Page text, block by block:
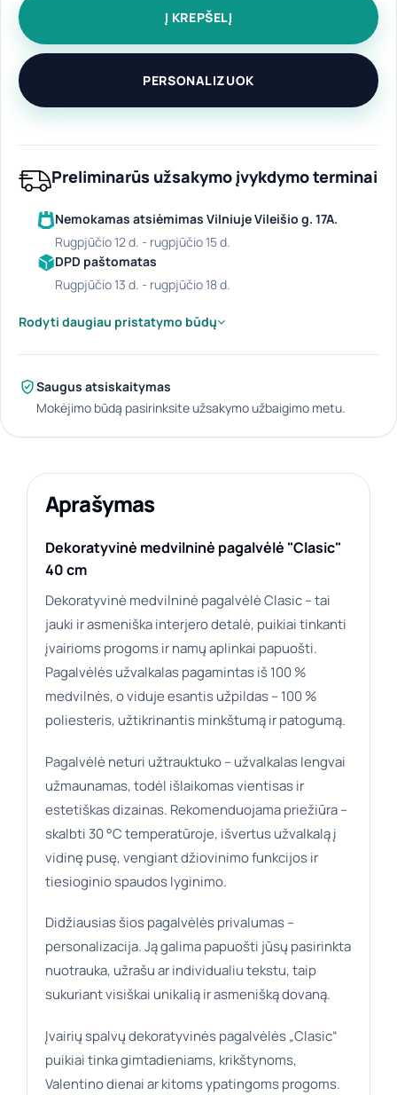
Į KREPŠELĮ
PERSONALIZUOK
Preliminarūs užsakymo įvykdymo terminai
Nemokamas atsiėmimas Vilniuje Vileišio g. 17A.
rugpjūčio 12 d. - rugpjūčio 15 d.
DPD paštomatas
rugpjūčio 13 d. - rugpjūčio 18 d.
Rodyti daugiau pristatymo būdų
Saugus atsiskaitymas
Mokėjimo būdą pasirinksite užsakymo užbaigimo metu.
Aprašymas
Dekoratyvinė medvilninė pagalvėlė "Clasic"
40 cm
Dekoratyvinė medvilninė pagalvėlė Clasic – tai
jauki ir asmeniška interjero detalė, puikiai tinkanti
įvairioms progoms ir namų aplinkai papuošti.
Pagalvėlės užvalkalas pagamintas iš 100 %
medvilnės, o viduje esantis užpildas – 100 %
poliesteris, užtikrinantis minkštumą ir patogumą.
Pagalvėlė neturi užtrauktuko – užvalkalas lengvai
užmaunamas, todėl išlaikomas vientisas ir
estetiškas dizainas. Rekomenduojama priežiūra –
skalbti 30 °C temperatūroje, išvertus užvalkalą į
vidinę pusę, vengiant džiovinimo funkcijos ir
tiesioginio spaudos lyginimo.
Didžiausias šios pagalvėlės privalumas –
personalizacija. Ją galima papuošti jūsų pasirinkta
nuotrauka, užrašu ar individualiu tekstu, taip
sukuriant visiškai unikalią ir asmenišką dovaną.
Įvairių spalvų dekoratyvinės pagalvėlės „Clasic“
puikiai tinka gimtadieniams, krikštynoms,
Valentino dienai ar kitoms ypatingoms progoms.